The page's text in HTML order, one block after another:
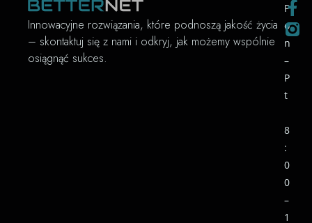
Innowacyjne rozwiązania, które podnoszą jakość życia
– skontaktuj się z nami i odkryj, jak możemy wspólnie
osiągnąć sukces.
P
o
n
–
P
t
8
:
0
0
–
1